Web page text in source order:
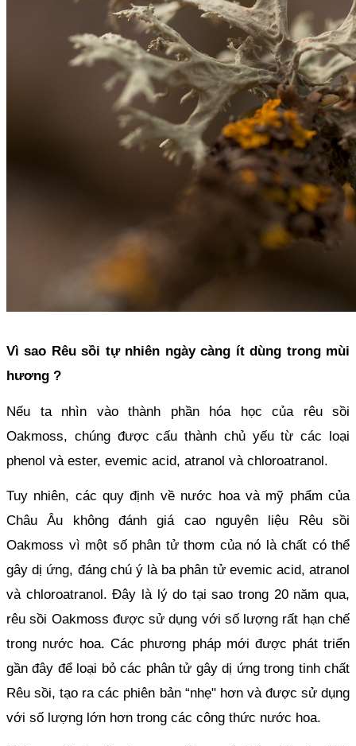
Vì sao Rêu sồi tự nhiên ngày càng ít dùng trong mùi
hương ?
Nếu ta nhìn vào thành phần hóa học của rêu sồi
Oakmoss, chúng được cấu thành chủ yếu từ các loại
phenol và ester, evemic acid, atranol và chloroatranol.
Tuy nhiên, các quy định về nước hoa và mỹ phẩm của
Châu Âu không đánh giá cao nguyên liệu Rêu sồi
Oakmoss vì một số phân tử thơm của nó là chất có thể
gây dị ứng, đáng chú ý là ba phân tử evemic acid, atranol
và chloroatranol. Đây là lý do tại sao trong 20 năm qua,
rêu sồi Oakmoss được sử dụng với số lượng rất hạn chế
trong nước hoa. Các phương pháp mới được phát triển
gần đây để loại bỏ các phân tử gây dị ứng trong tinh chất
Rêu sồi, tạo ra các phiên bản “nhẹ" hơn và được sử dụng
với số lượng lớn hơn trong các công thức nước hoa.